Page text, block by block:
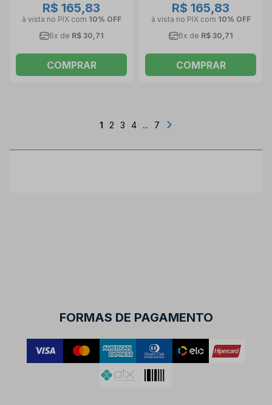
R$ 165,83
à vista no PIX com 10% OFF
6x de R$ 30,71
COMPRAR
R$ 165,83
à vista no PIX com 10% OFF
6x de R$ 30,71
COMPRAR
1 2 3 4 ... 7
FORMAS DE PAGAMENTO